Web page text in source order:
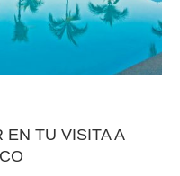
EN TU VISITA A